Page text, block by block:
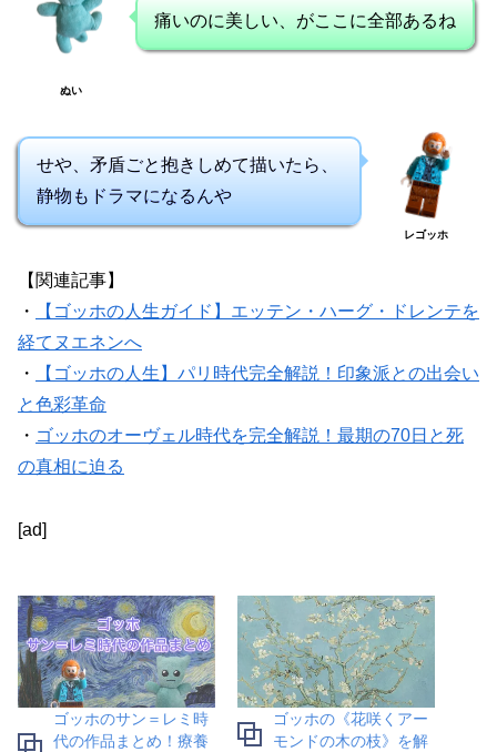
ぬい
痛いのに美しい、がここに全部あるね
せや、矛盾ごと抱きしめて描いたら、
静物もドラマになるんや
レゴッホ
【関連記事】
・
【ゴッホの人生ガイド】エッテン・ハーグ・ドレンテを
経てヌエネンへ
・
【ゴッホの人生】パリ時代完全解説！印象派との出会い
と色彩革命
・ ゴッホのオーヴェル時代を完全解説！最期の70日と死
の真相に迫る
[ad]
ゴッホのサン＝レミ時
代の作品まとめ！療養
ゴッホの《花咲くアー
モンドの木の枝》を解